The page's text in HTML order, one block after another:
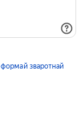
формай зваротнай